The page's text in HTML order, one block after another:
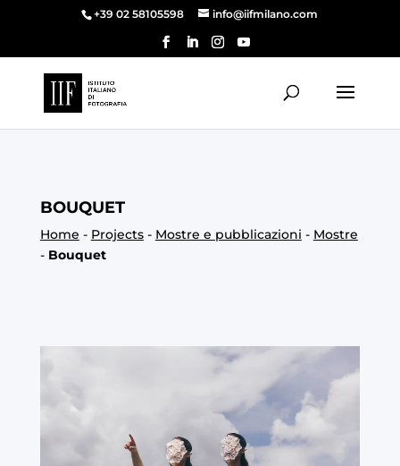
+39 02 58105598 info@iifmilano.com
BOUQUET
Home - Projects- Mostre e pubblicazioni - Mostre
- Bouquet